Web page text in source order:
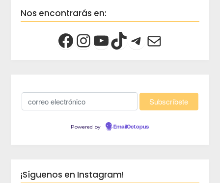
Nos encontrarás en:
Powered by EmailOctopus
¡Síguenos en Instagram!